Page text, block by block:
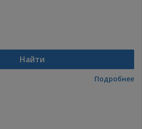
Найти
Подробнее